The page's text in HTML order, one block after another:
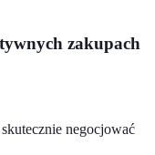
zakupach
negocjować